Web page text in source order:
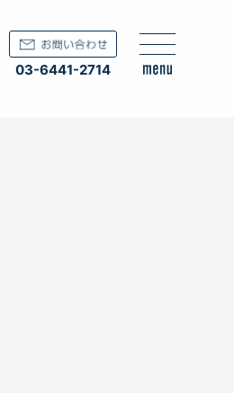
03-6441-2714